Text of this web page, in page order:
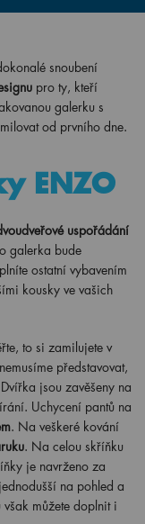
snoubení
pro ty, kteří
galerku s
od prvního dne.
ENZO
uspořádání
galerka bude
ostatní vybavením
kousky ve vašich
to si zamilujete v
představovat,
jsou zavěšeny na
Uchycení pantů na
. Na veškeré kování
. Na celou skříňku
je navrženo za
na pohled a
můžete doplnit i